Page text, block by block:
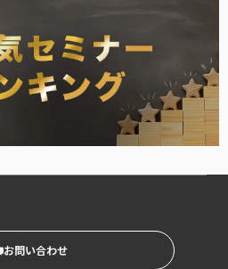
お問い合わせ